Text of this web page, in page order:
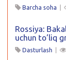
Barcha soha |
Rossiya:
uchun to’liq
Dasturlash |